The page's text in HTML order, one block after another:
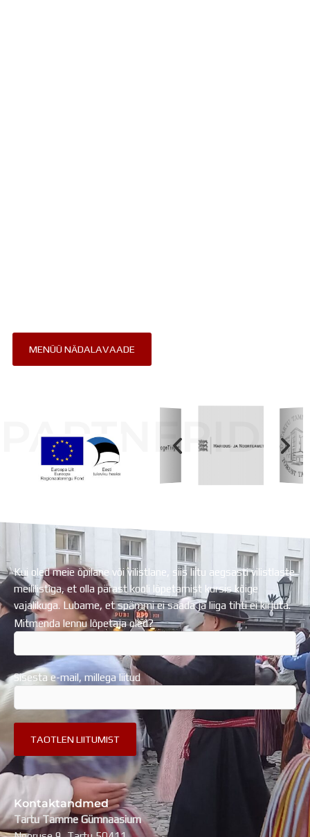
MENÜÜ NÄDALAVAADE
PARTNERID
Kui oled meie õpilane või vilistlane, siis liitu aegsasti vilistlaste
meililistiga, et olla pärast kooli lõpetamist kursis kõige
vajalikuga. Lubame, et spämmi ei saada ja liiga tihti ei kirjuta.
Mitmenda lennu lõpetaja oled?
Sisesta e-mail, millega liitud
Kontaktandmed
Tartu Tamme Gümnaasium